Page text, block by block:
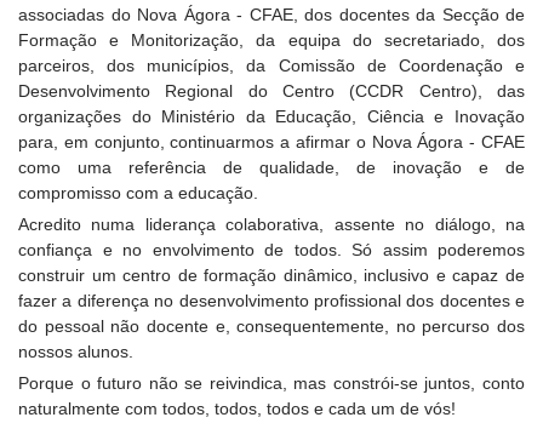
associadas do Nova Ágora - CFAE, dos docentes da Secção de
Formação e Monitorização, da equipa do secretariado, dos
parceiros, dos municípios, da Comissão de Coordenação e
Desenvolvimento Regional do Centro (CCDR Centro), das
organizações do Ministério da Educação, Ciência e Inovação
para, em conjunto, continuarmos a afirmar o Nova Ágora - CFAE
como uma referência de qualidade, de inovação e de
compromisso com a educação.
Acredito numa liderança colaborativa, assente no diálogo, na
confiança e no envolvimento de todos. Só assim poderemos
construir um centro de formação dinâmico, inclusivo e capaz de
fazer a diferença no desenvolvimento profissional dos docentes e
do pessoal não docente e, consequentemente, no percurso dos
nossos alunos.
Porque o futuro não se reivindica, mas constrói-se juntos, conto
naturalmente com todos, todos, todos e cada um de vós!